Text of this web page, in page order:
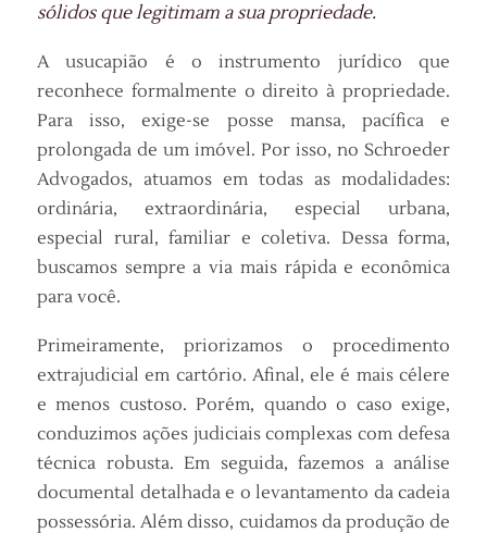
sólidos que legitimam a sua propriedade.
A usucapião é o instrumento jurídico que
reconhece formalmente o direito à propriedade.
Para isso, exige-se posse mansa, pacífica e
prolongada de um imóvel. Por isso, no Schroeder
Advogados, atuamos em todas as modalidades:
ordinária, extraordinária, especial urbana,
especial rural, familiar e coletiva. Dessa forma,
buscamos sempre a via mais rápida e econômica
para você.
Primeiramente, priorizamos o procedimento
extrajudicial em cartório. Afinal, ele é mais célere
e menos custoso. Porém, quando o caso exige,
conduzimos ações judiciais complexas com defesa
técnica robusta. Em seguida, fazemos a análise
documental detalhada e o levantamento da cadeia
possessória. Além disso, cuidamos da produção de